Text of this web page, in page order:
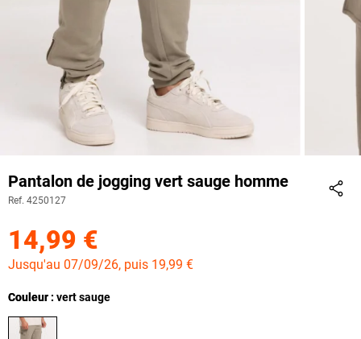
Pantalon de jogging vert sauge homme
Ref. 4250127
14,99 €
Jusqu'au 07/09/26, puis 19,99 €
Couleur
Couleur : vert sauge